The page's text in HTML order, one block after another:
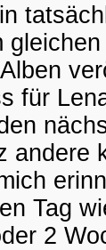
für
andere
Tag
2